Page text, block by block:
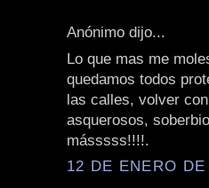
Anónimo dijo...
Lo que mas me
quedamos todos
las calles, volver
asquerosos,
másssss!!!!.
12 DE ENERO